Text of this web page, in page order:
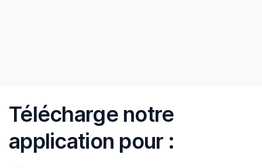
Télécharge notre
application pour :